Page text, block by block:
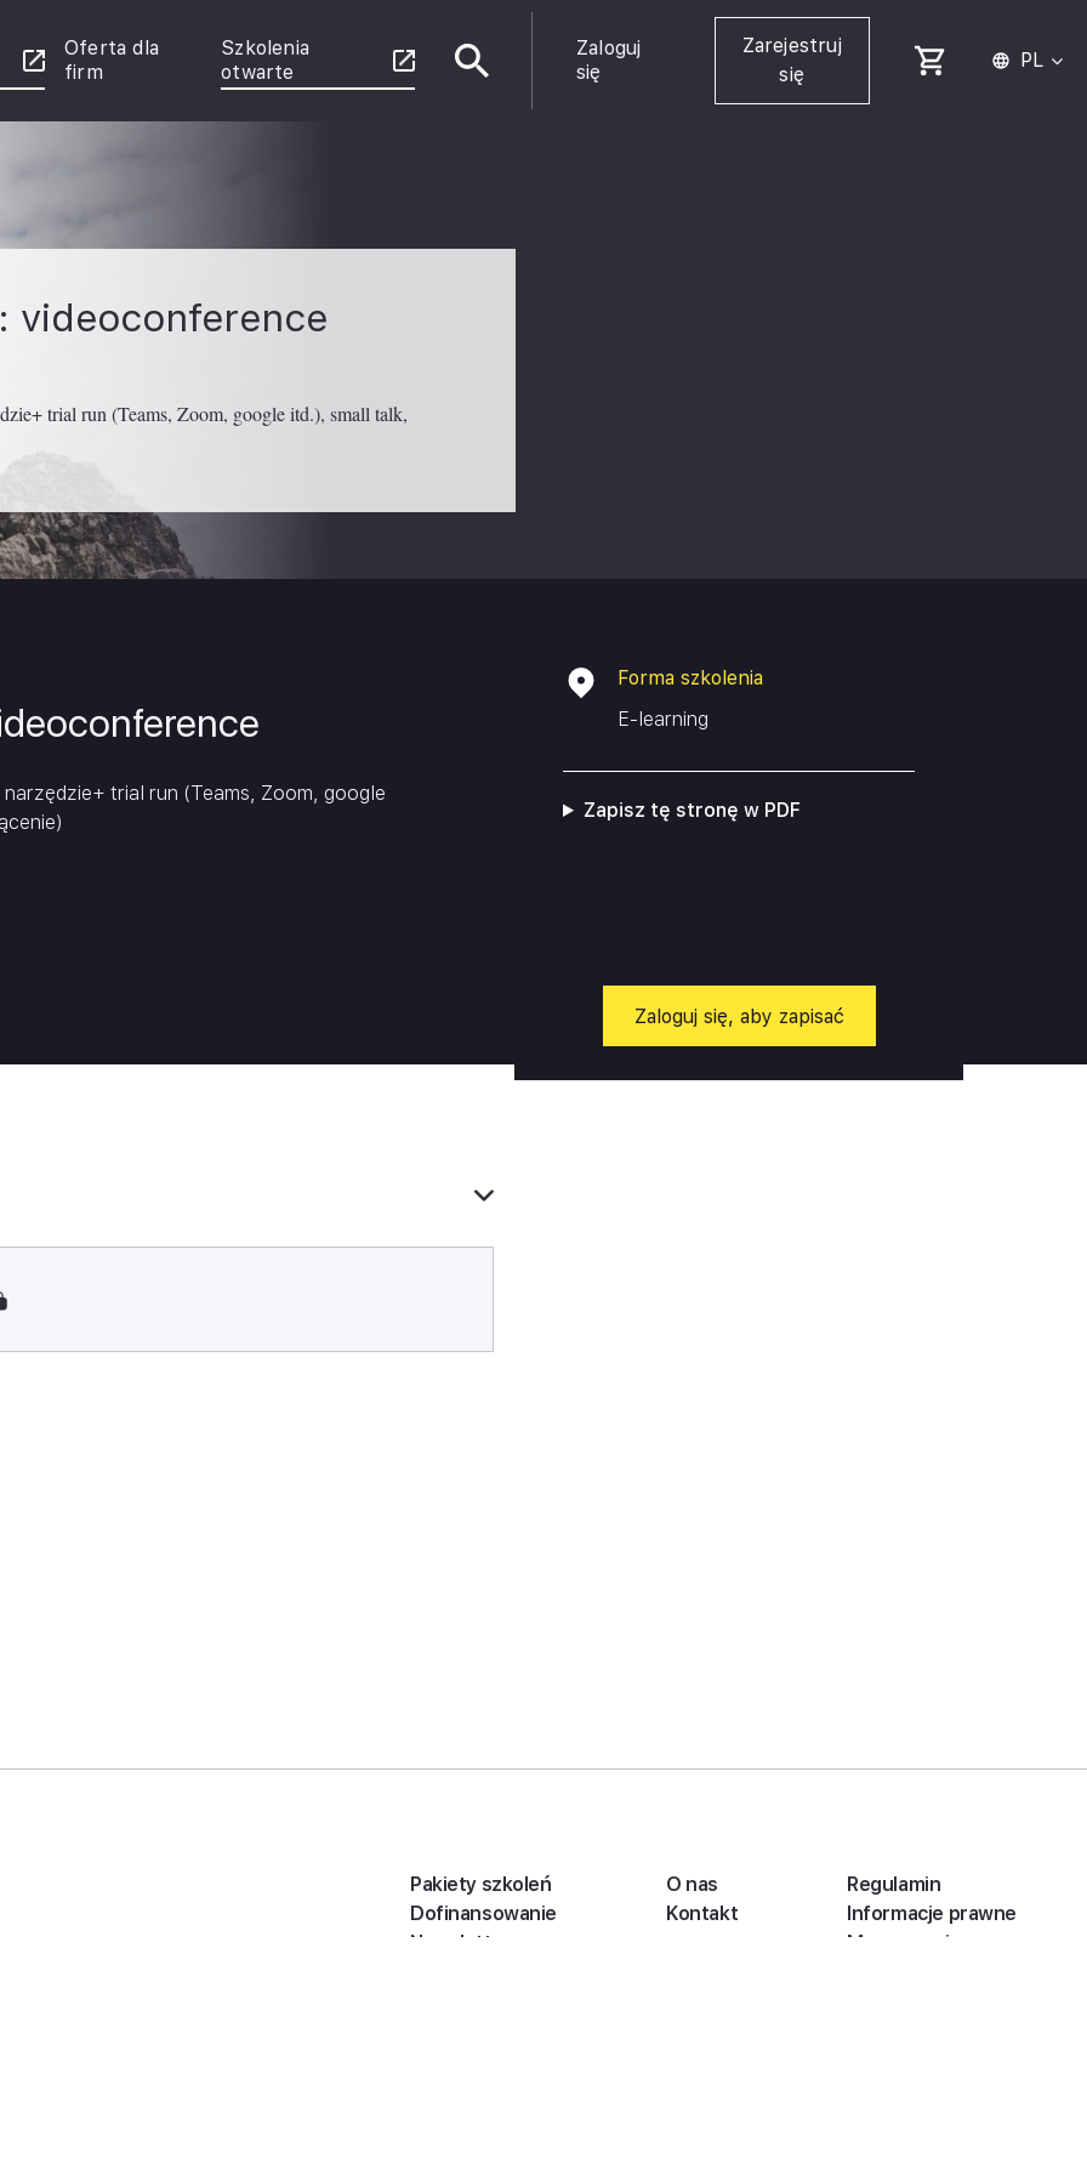
Oferta dla
firm
Szkolenia
otwarte
Zaloguj
się
Zarejestruj
się
PL
videoconference
trial run (Teams, Zoom, google itd.), small talk,
trial run (Teams, Zoom, google
Forma szkolenia
E-learning
Zapisz tę stronę w PDF
Zaloguj się, aby zapisać
Pakiety szkoleń
Dofinansowanie
Newsletter
O nas
Kontakt
Regulamin
Informacje prawne
Mapa serwisu